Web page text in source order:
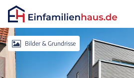
AnmeldenBilder & Grundrisse